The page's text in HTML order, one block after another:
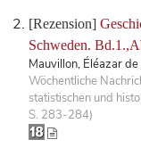
[Rezension]
Schweden.
Mauvillon, Éléazar
Wöchentliche
statistischen und
S. 283-284)